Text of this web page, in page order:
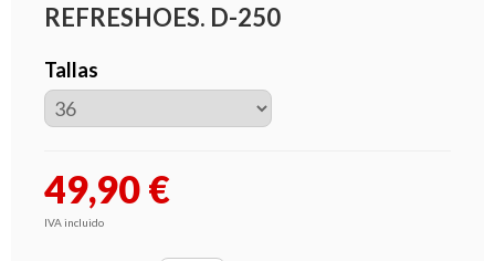
REFRESHOES. D-250
Tallas
49,90€
IVA incluido